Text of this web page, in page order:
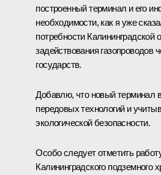
построенный терминал и его
необходимости, как я уже
потребности Калининградской
задействования газопроводов
государств.
Добавлю, что новый терминал
передовых технологий и
экологической безопасности.
Особо следует отметить
Калининградского подземного